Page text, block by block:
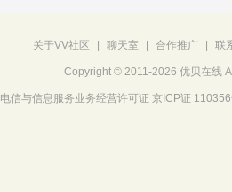
关于VV社区 聊天室 合作推广 联
Copyright © 2011-2026 优贝在线
电信与信息服务业务经营许可证 京ICP证